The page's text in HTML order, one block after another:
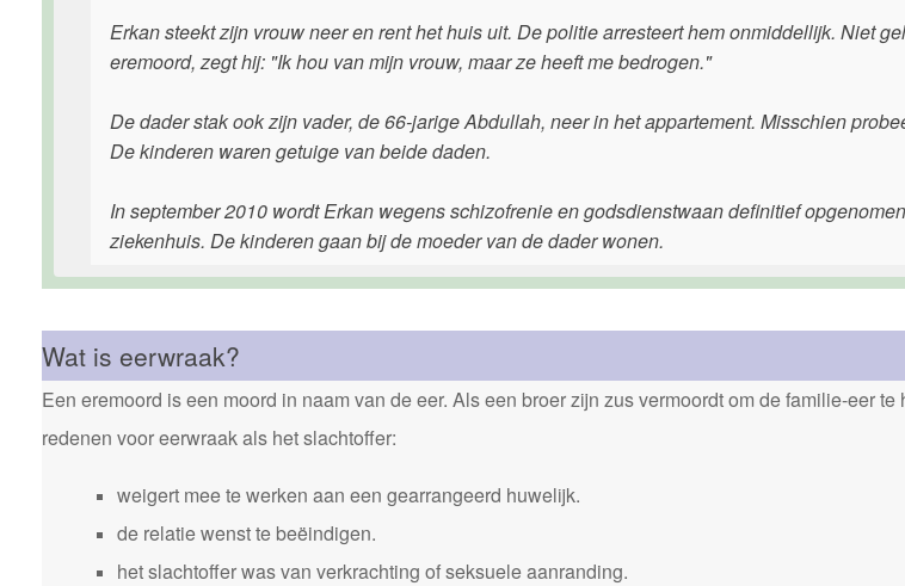
Erkan steekt zijn vrouw neer en rent het huis uit. De politie arresteert hem onmiddellijk. Niet
eremoord, zegt hij: "Ik hou van mijn vrouw, maar ze heeft me bedrogen."
De dader stak ook zijn vader, de 66-jarige Abdullah, neer in het appartement. Misschien
De kinderen waren getuige van beide daden.
In september 2010 wordt Erkan wegens schizofrenie en godsdienstwaan definitief
ziekenhuis. De kinderen gaan bij de moeder van de dader wonen.
Wat is eerwraak?
Een eremoord is een moord in naam van de eer. Als een broer zijn zus vermoordt om de familie-eer te
redenen voor eerwraak als het slachtoffer:
weigert mee te werken aan een gearrangeerd huwelijk.
de relatie wenst te beëindigen.
het slachtoffer was van verkrachting of seksuele aanranding.